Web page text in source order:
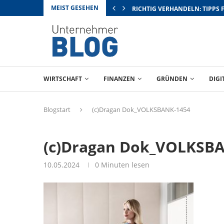
MEIST GESEHEN RICHTIG VERHANDELN: TIPPS
WIRTSCHAFT FINANZEN GRÜNDEN
Blogstart (c)Dragan Dok_VOLKSBANK-1454
(c)Dragan
10.05.2024 0 Minuten lesen